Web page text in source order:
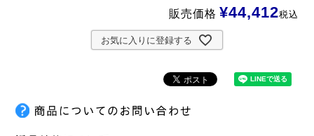
販売価格 ¥44,412税込
お気に入りに登録する